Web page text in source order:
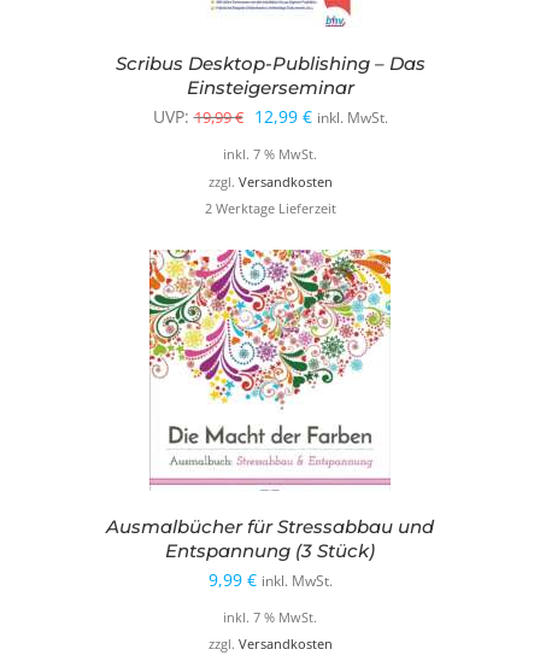
Scribus Desktop-Publishing – Das
Einsteigerseminar
UVP: 19,99€ Ursprünglicher
Preis
war:
19,99 €
12,99 €Aktueller
Preis
ist:
12,99 €.
inkl. MwSt.
inkl. 7 % MwSt.
zzgl. Versandkosten
2 Werktage Lieferzeit
Ausmalbücher für Stressabbau und
Entspannung (3 Stück)
9,99 € inkl. MwSt.
inkl. 7 % MwSt.
zzgl. Versandkosten